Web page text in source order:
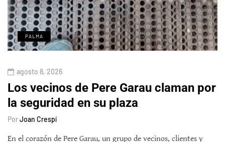
PALMA
agosto 8, 2026
Los vecinos de Pere Garau claman por
la seguridad en su plaza
PorJoan Crespí
En el corazón de Pere Garau, un grupo de vecinos, clientes y